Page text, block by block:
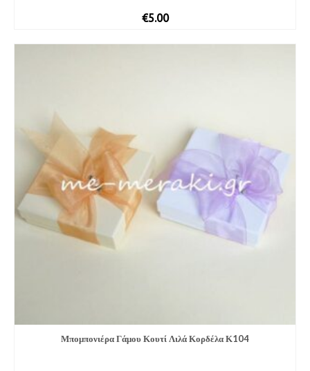
€5.00
Μπομπονιέρα Γάμου Κουτί Λιλά Κορδέλα Κ104